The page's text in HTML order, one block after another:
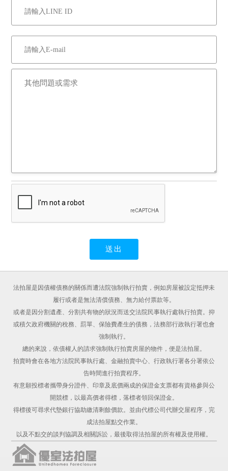
法拍屋是因債權債務的關係而遭法院強制執行拍賣，例如房屋被設定抵押未
履行或者是無法清償債務、無力給付票款等。
或者是因分割遺產、分割共有物的狀況而送交法院民事執行處執行拍賣。抑
或積欠政府機關的稅務、罰單、保險費產生的債務，法務部行政執行署也會
強制執行。
總的來說，依債權人的請求強制執行拍賣房屋的物件，便是法拍屋。
拍賣時會在各地方法院民事執行處、金融拍賣中心、行政執行署各分署依公
告時間進行拍賣程序。
有意願投標者攜帶身分證件、印章及底價兩成的保證金支票都有資格參與公
開競標，以最高價者得標，落標者領回保證金。
得標後可尋求代墊銀行協助繳清剩餘價款。並由代標公司代辦交屋程序，完
成法拍屋點交作業。
以及不點交的談判協調及相關訴訟，最後取得法拍屋的所有權及使用權。